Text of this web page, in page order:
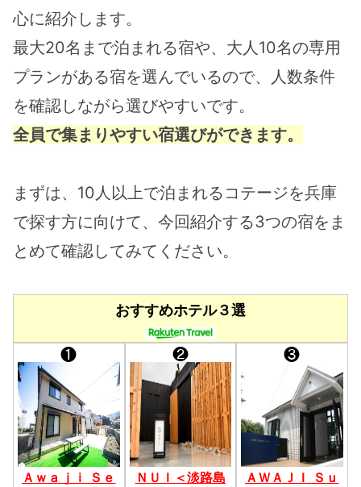
心に紹介します。
最大20名まで泊まれる宿や、大人10名の専用
プランがある宿を選んでいるので、人数条件
を確認しながら選びやすいです。
全員で集まりやすい宿選びができます。
まずは、10人以上で泊まれるコテージを兵庫
で探す方に向けて、今回紹介する3つの宿をま
とめて確認してみてください。
おすすめホテル３選
❶
Ａｗａｊｉ Ｓｅ
❷
ＮＵＩ＜淡路島
❸
ＡＷＡＪＩ Ｓｕ